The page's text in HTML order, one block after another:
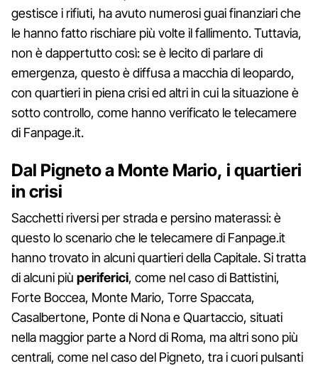
gestisce i rifiuti, ha avuto numerosi guai finanziari che
le hanno fatto rischiare più volte il fallimento. Tuttavia,
non è dappertutto così: se è lecito di parlare di
emergenza, questo è diffusa a macchia di leopardo,
con quartieri in piena crisi ed altri in cui la situazione è
sotto controllo, come hanno verificato le telecamere
di Fanpage.it.
Dal Pigneto a Monte Mario, i quartieri
in crisi
Sacchetti riversi per strada e persino materassi: è
questo lo scenario che le telecamere di Fanpage.it
hanno trovato in alcuni quartieri della Capitale. Si tratta
di alcuni più periferici, come nel caso di Battistini,
Forte Boccea, Monte Mario, Torre Spaccata,
Casalbertone, Ponte di Nona e Quartaccio, situati
nella maggior parte a Nord di Roma, ma altri sono più
centrali, come nel caso del Pigneto, tra i cuori pulsanti